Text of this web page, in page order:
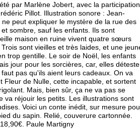
par Marlène Jobert, avec la participation
Pillot. Illustration sonore : Jean-
peut expliquer le mystère de la rue des
sombre, sauf les enfants. Ils sont
maison en ruine vivent quatre sœurs
sont vieilles et très laides, et une
trop gentille. Le soir de Noël, les enfants
jour pour les sorcières, car, elles
pas qu'ils aient leurs cadeaux. On va
Fleur de Nulle, cette incapable, et sortent
Mais, bien sûr, ça ne va pas se
va réjouir les petits. Les illustrations sont
Voici un conte inédit, sur mesure
du sapin. Relié, couverure cartonnée.
Paule Martigny